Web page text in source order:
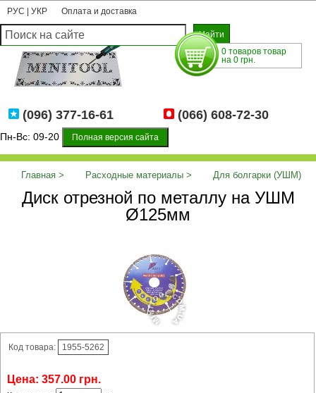
РУС УКР Оплата и доставка
0 товаров товар
на 0 грн.
(096) 377-16-61 (066) 608-72-30
Пн-Вс: 09-20 Полная версия сайта
Главная Расходные материалы
Для болгарки (УШМ)
Диск отрезной по металлу на УШМ Ø125мм
Диск отрезной по металлу на УШМ
Ø125мм
Код товара: 1955-5262
Цена: 357.00 грн.